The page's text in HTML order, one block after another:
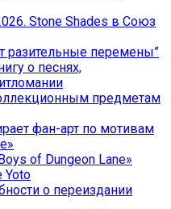
Stone Shades в Союз
разительные перемены”
о песнях,
предметам
фан-арт по мотивам
of Dungeon Lane»
Yoto
о переиздании